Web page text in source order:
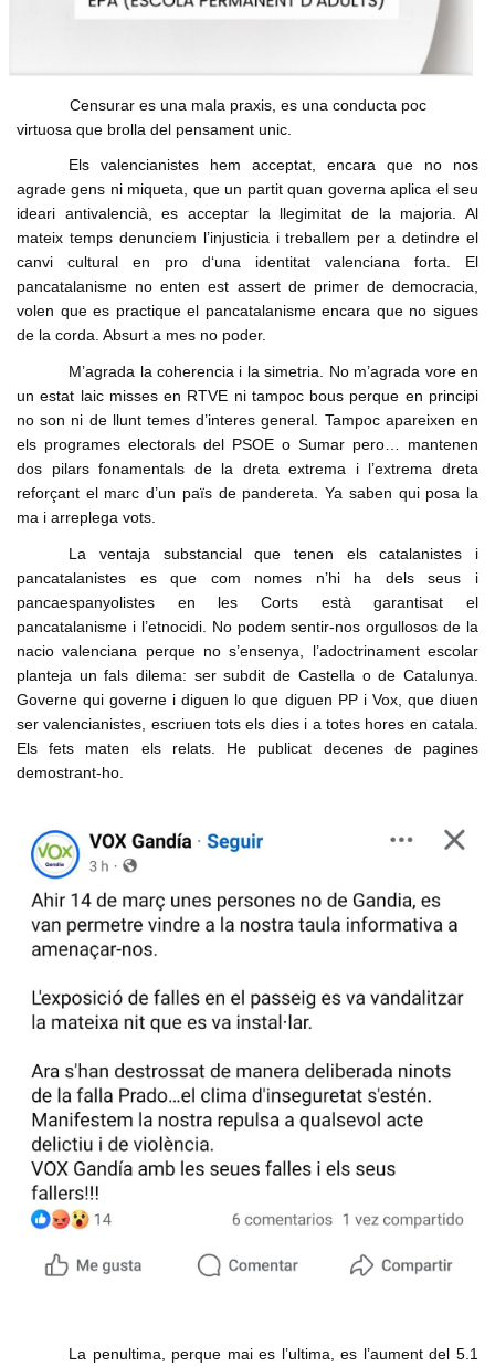
Societat
Denuncia social
ACNV
Economia
Formacio complementaria
Contrasenya*
Crear nou conte
Solicitar una nova contrasenya
Censurar es una mala praxis, es una conducta poc
virtuosa que brolla del pensament unic.
Els valencianistes hem acceptat, encara que no nos
agrade gens ni miqueta, que un partit quan governa aplica el seu
ideari antivalencià, es acceptar la llegimitat de la majoria. Al
mateix temps denunciem l’injusticia i treballem per a detindre el
canvi cultural en pro d‘una identitat valenciana forta. El
pancatalanisme no enten est assert de primer de democracia,
volen que es practique el pancatalanisme encara que no sigues
de la corda. Absurt a mes no poder.
M’agrada la coherencia i la simetria. No m’agrada vore en
un estat laic misses en RTVE ni tampoc bous perque en principi
no son ni de llunt temes d’interes general. Tampoc apareixen en
els programes electorals del PSOE o Sumar pero… mantenen
dos pilars fonamentals de la dreta extrema i l’extrema dreta
reforçant el marc d’un païs de pandereta. Ya saben qui posa la
ma i arreplega vots.
La ventaja substancial que tenen els catalanistes i
pancatalanistes es que com nomes n’hi ha dels seus i
pancaespanyolistes en les Corts està garantisat el
pancatalanisme i l’etnocidi. No podem sentir-nos orgullosos de la
nacio valenciana perque no s’ensenya, l’adoctrinament escolar
planteja un fals dilema: ser subdit de Castella o de Catalunya.
Governe qui governe i diguen lo que diguen PP i Vox, que diuen
ser valencianistes, escriuen tots els dies i a totes hores en catala.
Els fets maten els relats. He publicat decenes de pagines
demostrant-ho.
La penultima, perque mai es l’ultima, es l’aument del 5.1